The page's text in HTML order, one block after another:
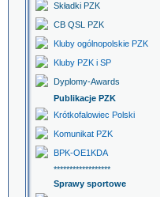
Składki PZK
CB QSL PZK
Kluby ogólnopolskie PZK
Kluby PZK i SP
Dyplomy-Awards
Publikacje PZK
Krótkofalowiec Polski
Komunikat PZK
BPK-OE1KDA
******************
Sprawy sportowe